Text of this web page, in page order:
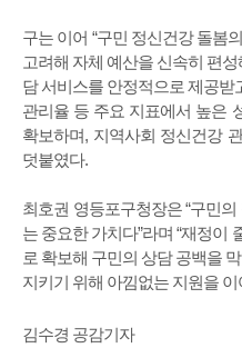
구는 이어 “구민 정신건강 돌봄
고려해 자체 예산을 신속히 편
담 서비스를 안정적으로 제공받
관리율 등 주요 지표에서 높은
확보하며, 지역사회 정신건강
덧붙였다.
최호권 영등포구청장은 “구민
는 중요한 가치다”라며 “재정이
로 확보해 구민의 상담 공백을
지키기 위해 아낌없는 지원을
김수경 공감기자